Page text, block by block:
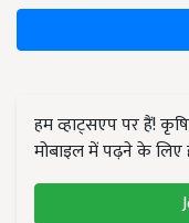
हम व्हाट्सएप पर हैं!
मोबाइल में पढ़ने के लिए